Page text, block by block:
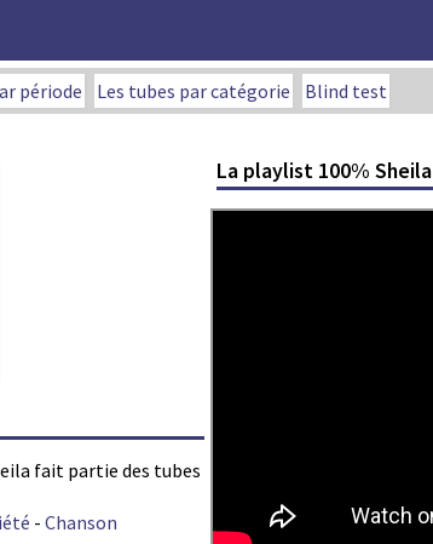
période Les tubes par catégorie Blind test
fait partie des tubes
- Chanson
La playlist 100% Sheila